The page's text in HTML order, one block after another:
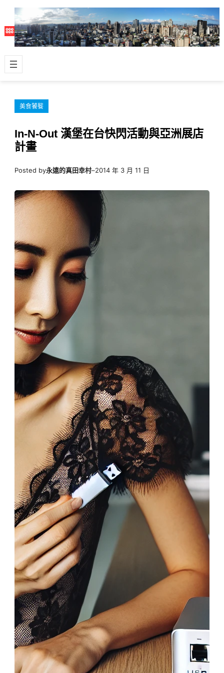
主
容
美食饕餮
In-N-Out 漢堡在台快閃活動與亞洲展店
計畫
Posted by永遠的真田幸村–2014 年 3 月 11 日